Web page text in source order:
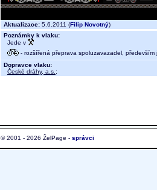
Aktualizace: 5.6.2011 (Filip Novotný)
Poznámky k vlaku:
Jede v
- rozšířená přeprava spoluzavazadel, především
Dopravce vlaku:
České dráhy, a.s. ;
© 2001 - 2026 ŽelPage - správci